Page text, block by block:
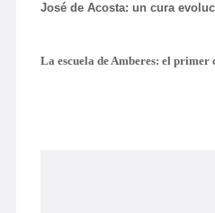
José de Acosta: un cura
La escuela de Amberes: el